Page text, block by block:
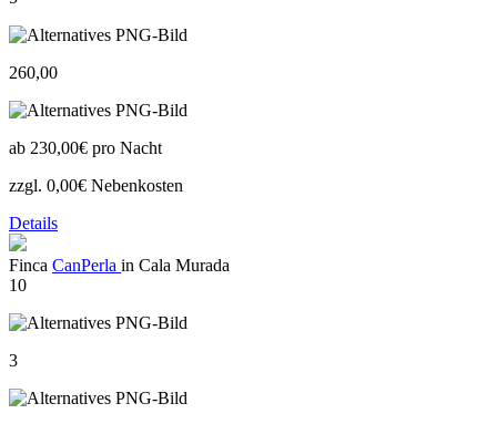
260,00
ab 230,00€ pro Nacht
zzgl. 0,00€ Nebenkosten
Details
Finca CanPerla in Cala Murada
10
3